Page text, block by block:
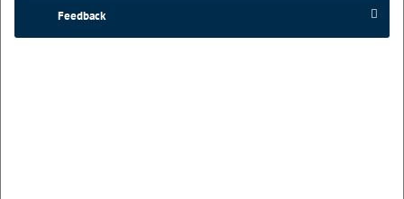
Feedback